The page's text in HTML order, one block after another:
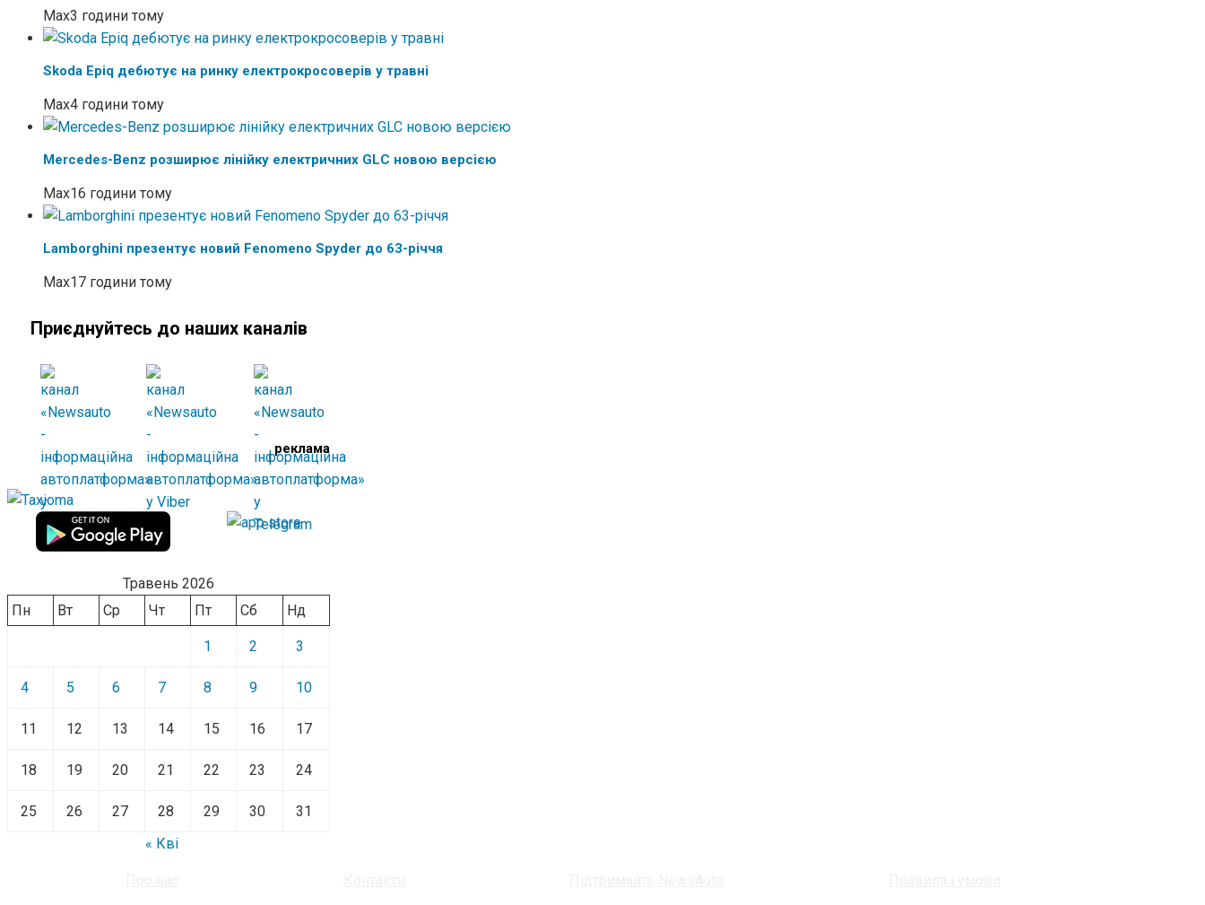
Max3 години тому
Skoda Epiq дебютує на ринку електрокросоверів у травні
Max4 години тому
Mercedes-Benz розширює лінійку електричних GLC новою версією
Max16 години тому
Lamborghini презентує новий Fenomeno Spyder до 63-річчя
Max17 години тому
Приєднуйтесь до наших каналів
реклама
Травень 2026
Пн
Вт Ср Чт Пт Сб Нд
1 2 3
4 5 6 7 8 9 10
11 12 13 14 15 16 17
18 19 20 21 22 23 24
25 26 27 28 29 30
31
« Кві